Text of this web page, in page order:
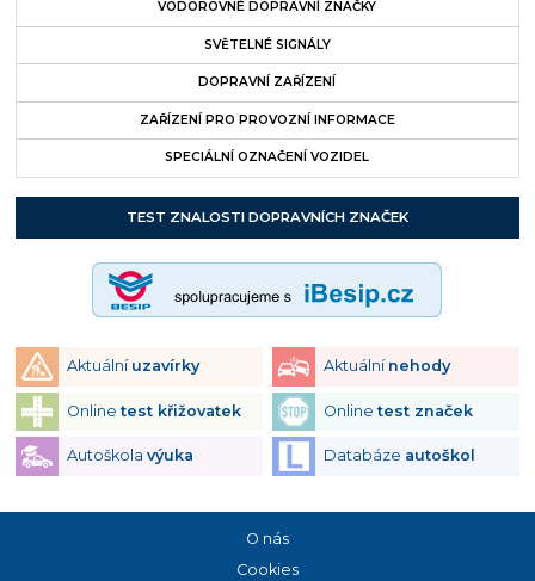
VODOROVNÉ DOPRAVNÍ ZNAČKY
SVĚTELNÉ SIGNÁLY
DOPRAVNÍ ZAŘÍZENÍ
ZAŘÍZENÍ PRO PROVOZNÍ INFORMACE
SPECIÁLNÍ OZNAČENÍ VOZIDEL
TEST ZNALOSTI DOPRAVNÍCH ZNAČEK
Aktuální uzavírky Aktuální nehody
Onlinetest křižovatek Onlinetest značek
Autoškola výuka Databáze autoškol
O nás
Cookies